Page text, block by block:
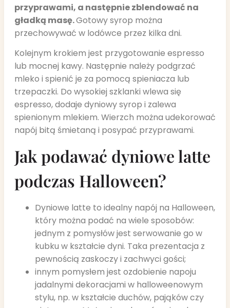
przyprawami, a następnie zblendować na
gładką masę.Gotowy syrop można
przechowywać w lodówce przez kilka dni.
Kolejnym krokiem jest przygotowanie espresso
lub mocnej kawy. Następnie należy podgrzać
mleko i spienić je za pomocą spieniacza lub
trzepaczki. Do wysokiej szklanki wlewa się
espresso, dodaje dyniowy syrop i zalewa
spienionym mlekiem. Wierzch można udekorować
napój bitą śmietaną i posypać przyprawami.
Jak podawać dyniowe latte
podczas Halloween?
Dyniowe latte to idealny napój na Halloween,
który można podać na wiele sposobów:
jednym z pomysłów jest serwowanie go w
kubku w kształcie dyni. Taka prezentacja z
pewnością zaskoczy i zachwyci gości;
innym pomysłem jest ozdobienie napoju
jadalnymi dekoracjami w halloweenowym
stylu, np. w kształcie duchów, pająków czy